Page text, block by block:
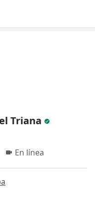
Triana
En línea